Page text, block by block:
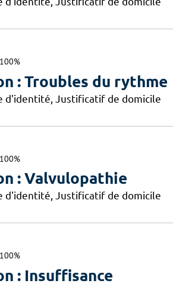
100%
: Troubles du rythme
d'identité, Justificatif de domicile
100%
: Valvulopathie
d'identité, Justificatif de domicile
100%
: Insuffisance